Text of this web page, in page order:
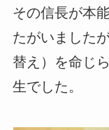
その信長が本
たがいました
替え）を命じ
生でした。